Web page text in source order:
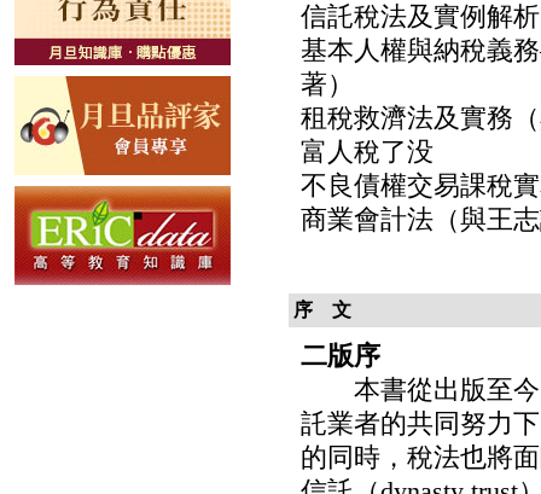
信託稅法及實例解
基本人權與納稅義
著）
租稅救濟法及實務
富人稅了没
不良債權交易課稅
商業會計法（與王
序 文
二版序
本書從出版至今
託業者的共同努力
的同時，稅法也將